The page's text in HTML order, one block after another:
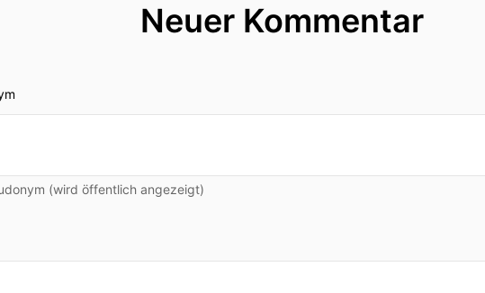
Neuer Kommentar
(wird öffentlich angezeigt)